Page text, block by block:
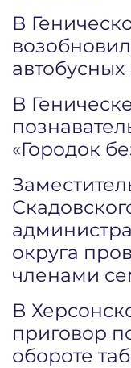
В
В
«Городок
округа
членами
В
приговор
обороте